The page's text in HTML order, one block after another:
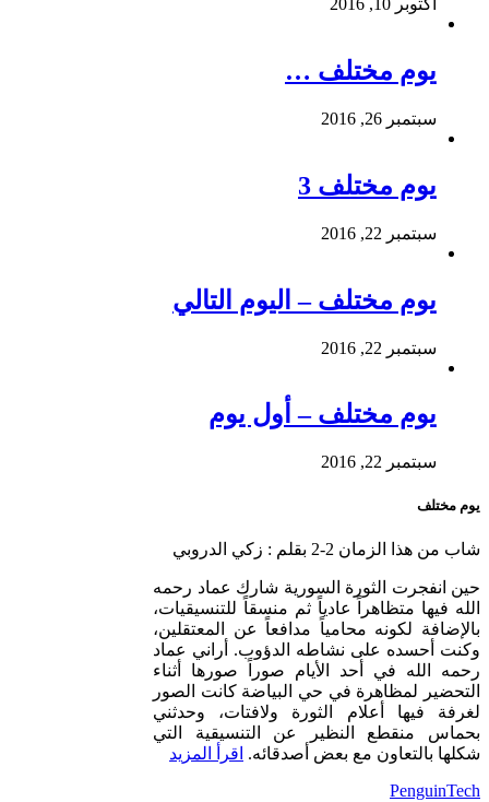
أكتوبر 10, 2016
يوم مختلف …
سبتمبر 26, 2016
يوم مختلف 3
سبتمبر 22, 2016
يوم مختلف – اليوم التالي
سبتمبر 22, 2016
يوم مختلف – أول يوم
سبتمبر 22, 2016
يوم مختلف
شاب من هذا الزمان 2-2 بقلم : زكي الدروبي
حين انفجرت الثورة السورية شارك عماد رحمه
الله فيها متظاهراً عادياً ثم منسقاً للتنسيقيات،
بالإضافة لكونه محامياً مدافعاً عن المعتقلين،
وكنت أحسده على نشاطه الدؤوب. أراني عماد
رحمه الله في أحد الأيام صوراً صورها أثناء
التحضير لمظاهرة في حي البياضة كانت الصور
لغرفة فيها أعلام الثورة ولافتات، وحدثني
بحماس منقطع النظير عن التنسيقية التي
شكلها بالتعاون مع بعض أصدقائه. اقرأ المزيد
PenguinTech